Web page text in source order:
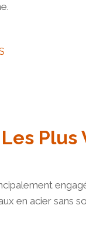
Plus
en acier sans